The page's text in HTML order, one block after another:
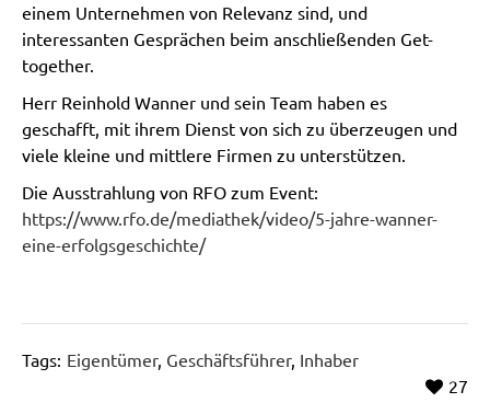
einem Unternehmen von Relevanz sind, und
interessanten Gesprächen beim anschließenden Get-
together.
Herr Reinhold Wanner und sein Team haben es
geschafft, mit ihrem Dienst von sich zu überzeugen und
viele kleine und mittlere Firmen zu unterstützen.
Die Ausstrahlung von RFO zum Event:
https://www.rfo.de/mediathek/video/5-jahre-wanner-
eine-erfolgsgeschichte/
Tags: Eigentümer, Geschäftsführer, Inhaber
27